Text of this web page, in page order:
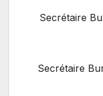
(1) Secrétaire
(1) Secrétaire